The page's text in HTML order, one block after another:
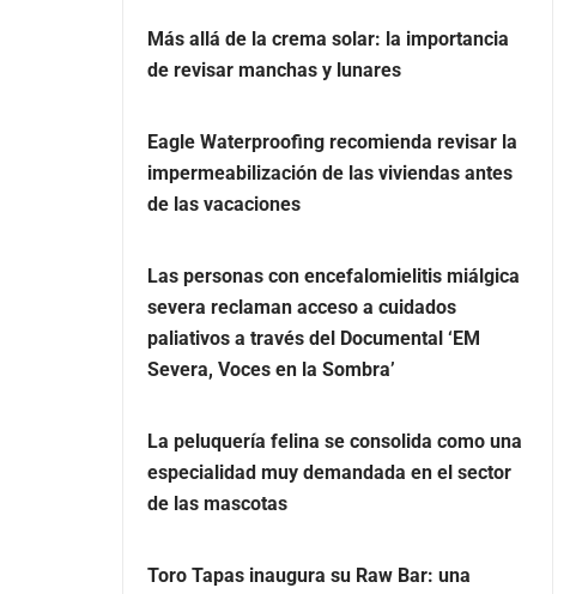
Más allá de la crema solar: la importancia
de revisar manchas y lunares
Eagle Waterproofing recomienda revisar la
impermeabilización de las viviendas antes
de las vacaciones
Las personas con encefalomielitis miálgica
severa reclaman acceso a cuidados
paliativos a través del Documental ‘EM
Severa, Voces en la Sombra’
La peluquería felina se consolida como una
especialidad muy demandada en el sector
de las mascotas
Toro Tapas inaugura su Raw Bar: una